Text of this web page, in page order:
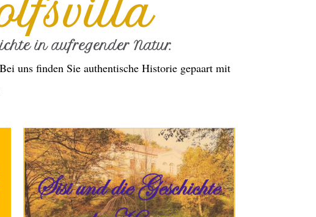
in aufregender Natur.
uns finden Sie authentische Historie gepaart mit